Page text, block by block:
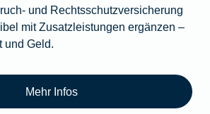
und Rechtsschutzversicherung
mit Zusatzleistungen ergänzen –
und Geld.
Mehr Infos